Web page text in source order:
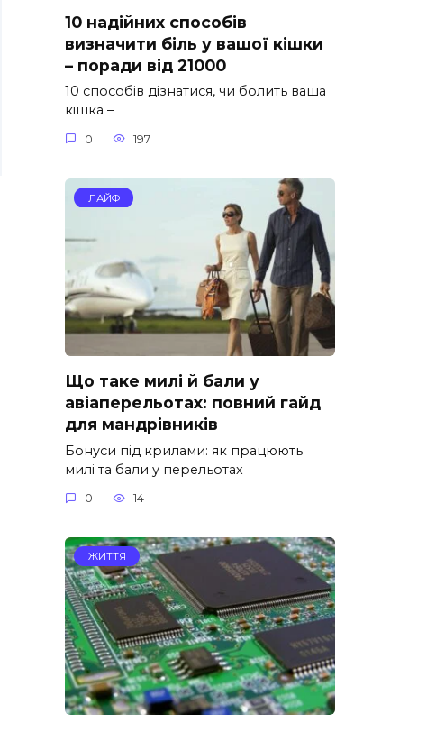
10 надійних способів
визначити біль у вашої кішки
– поради від 21000
10 способів дізнатися, чи болить ваша
кішка –
0 197
ЛАЙФ
Що таке милі й бали у
авіаперельотах: повний гайд
для мандрівників
Бонуси під крилами: як працюють
милі та бали у перельотах
0 14
ЖИТТЯ